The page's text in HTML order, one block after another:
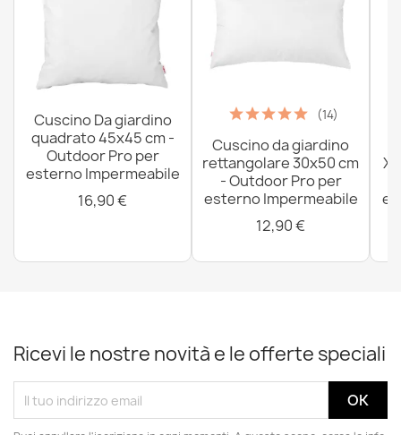
Cuscino Da giardino
quadrato 45x45 cm -
Outdoor Pro per
esterno Impermeabile
16,90 €
(14)
Cuscino da giardino
rettangolare 30x50 cm
- Outdoor Pro per
esterno Impermeabile
12,90 €
Ricevi le nostre novità e le offerte speciali